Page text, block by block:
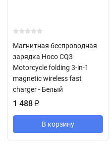
Магнитная беспроводная
зарядка Hoco CQ3
Motorcycle folding 3-in-1
magnetic wireless fast
charger - Белый
1 488 ₽
В корзину